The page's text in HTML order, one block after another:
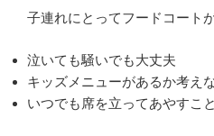
子連れにとってフードコート
泣いても騒いでも大丈夫
キッズメニューがあるか考え
いつでも席を立ってあやすこ